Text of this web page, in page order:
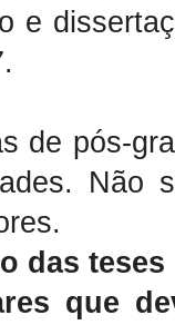
e
de pós-
Não
das
que